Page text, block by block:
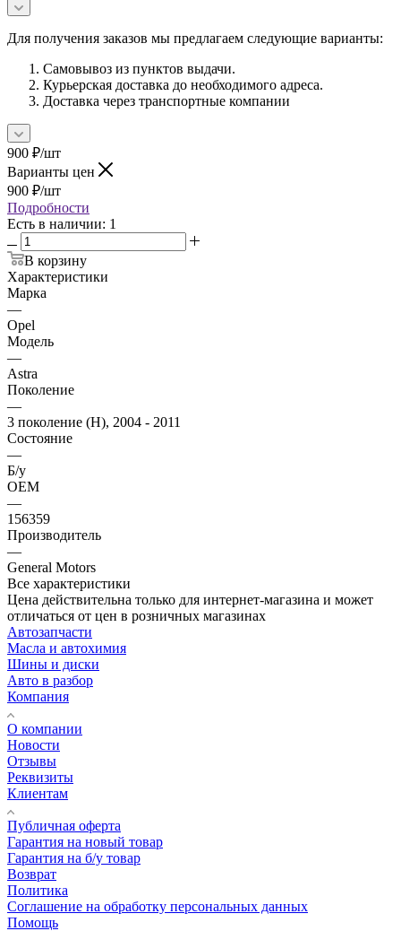
Для получения заказов мы предлагаем следующие варианты:
Самовывоз из пунктов выдачи.
Курьерская доставка до необходимого адреса.
Доставка через транспортные компании
900 ₽/шт
Варианты цен
900 ₽/шт
Подробности
Есть в наличии: 1
В корзину
Характеристики
Марка
—
Opel
Модель
—
Astra
Поколение
—
3 поколение (H), 2004 - 2011
Состояние
—
Б/у
OEM
—
156359
Производитель
—
General Motors
Все характеристики
Цена действительна только для интернет-магазина и может
отличаться от цен в розничных магазинах
Автозапчасти
Масла и автохимия
Шины и диски
Авто в разбор
Компания
О компании
Новости
Отзывы
Реквизиты
Клиентам
Публичная оферта
Гарантия на новый товар
Гарантия на б/у товар
Возврат
Политика
Соглашение на обработку персональных данных
Помощь